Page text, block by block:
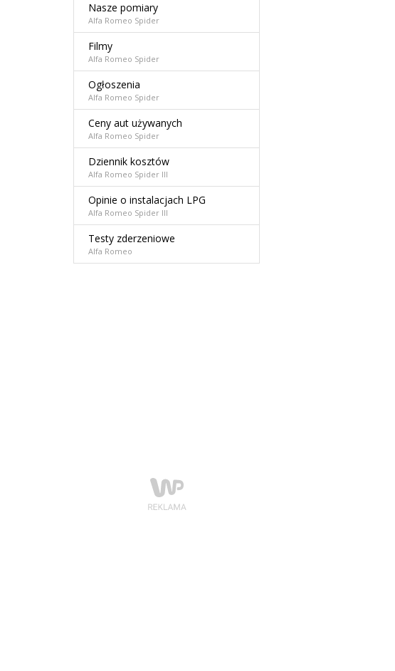
Nasze pomiary
Alfa Romeo Spider
Filmy
Alfa Romeo Spider
Ogłoszenia
Alfa Romeo Spider
Ceny aut używanych
Alfa Romeo Spider
Dziennik kosztów
Alfa Romeo Spider III
Opinie o instalacjach LPG
Alfa Romeo Spider III
Testy zderzeniowe
Alfa Romeo